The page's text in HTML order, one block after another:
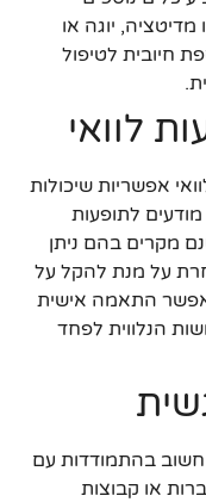
יוגה או
חיובית לטיפול
לוואי
אפשריות שיכולות
לתופעות
מקרים בהם ניתן
על מנת להקל על
התאמה אישית
הנלווית לפחד
בהתמודדות עם
או קבוצות